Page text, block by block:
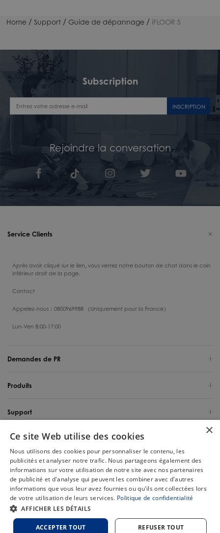
Home / Support / Guide de dépannage / iFLOOR 5
Subscription
INSCRIPTION
Rejoindre la conversation
Service Clients
Après avoir cliqué sur le lien, vous verrez notre bouton de chat dans le coin
inférieur droit de la page.
Contact
Appelez-nous：0800969988 （Uniquement pour la France）
Lun-Ven 8:00-17:00
Demandes de PR
Produits
Support
Qui sommes-nous
France / Français
Copyright 2025 Tineco Intelligent Germany GmbH. Tous les droits sont
réservés.
site
cookies
×
Ce site Web utilise des cookies
Nous utilisons des cookies pour personnaliser le contenu, les
publicités et analyser notre trafic. Nous partageons également des
informations sur votre utilisation de notre site avec nos partenaires
de publicité et d'analyse qui peuvent les combiner avec d'autres
informations que vous leur avez fournies ou qu'ils ont collectées lors
de votre utilisation de leurs services. Politique de confidentialité
AFFICHER LES DÉTAILS
ACCEPTER TOUT REFUSER TOUT